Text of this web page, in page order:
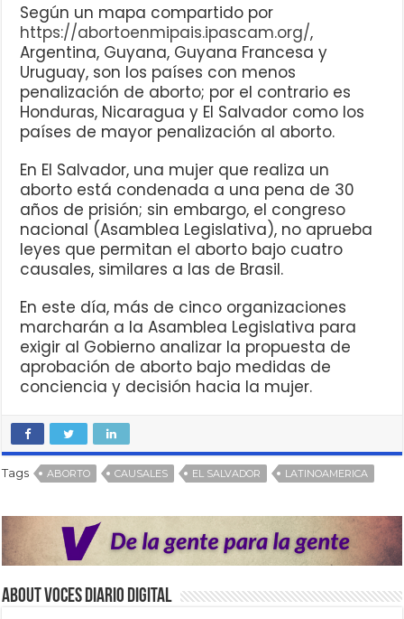
Según un mapa compartido por
https://abortoenmipais.ipascam.org/,
Argentina, Guyana, Guyana Francesa y
Uruguay, son los países con menos
penalización de aborto; por el contrario es
Honduras, Nicaragua y El Salvador como los
países de mayor penalización al aborto.
En El Salvador, una mujer que realiza un
aborto está condenada a una pena de 30
años de prisión; sin embargo, el congreso
nacional (Asamblea Legislativa), no aprueba
leyes que permitan el aborto bajo cuatro
causales, similares a las de Brasil.
En este día, más de cinco organizaciones
marcharán a la Asamblea Legislativa para
exigir al Gobierno analizar la propuesta de
aprobación de aborto bajo medidas de
conciencia y decisión hacia la mujer.
Tags ABORTO CAUSALES EL SALVADOR LATINOAMERICA
About VOCES Diario digital